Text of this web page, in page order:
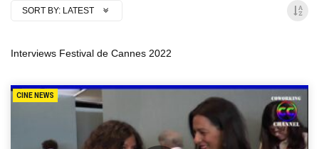
SORT BY: LATEST
Interviews Festival de Cannes 2022
CINE NEWS